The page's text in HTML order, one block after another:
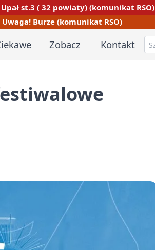
st.3 ( 32 powiaty) (komunikat RSO)
Uwaga! Burze (komunikat RSO)
Zobacz Kontakt